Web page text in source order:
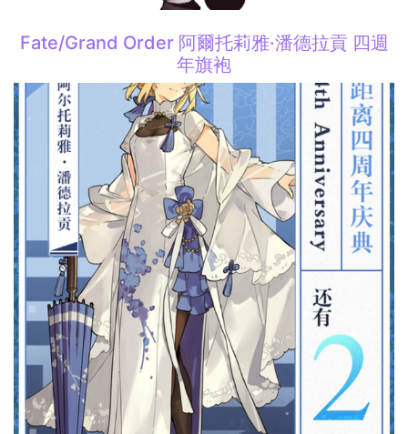
Fate/Grand Order 阿爾托莉雅·潘德拉貢 四週
年旗袍